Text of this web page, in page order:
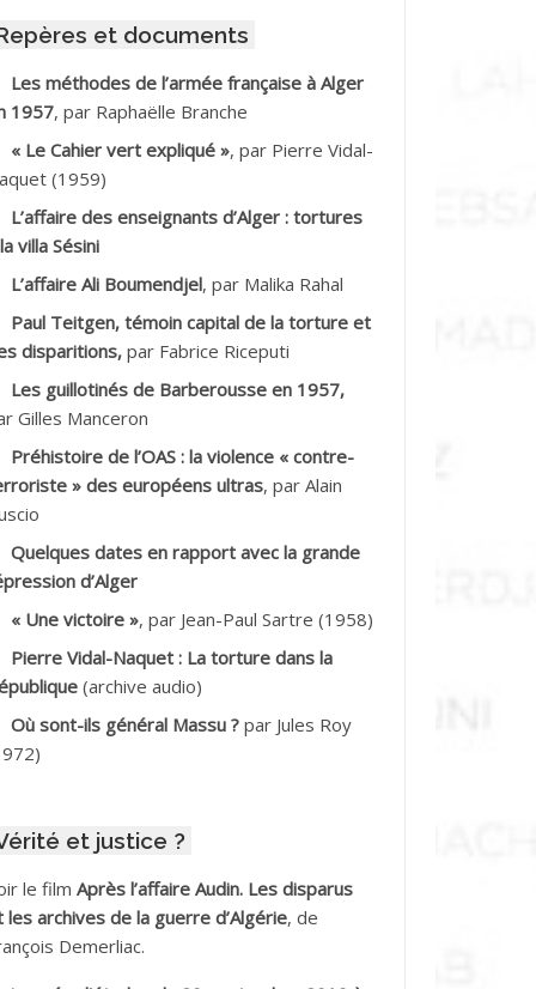
Salah
M.*
Ali
Tahar
Ramdane *
Baghdad*
Boualem*
Rachid
Omar
Vve AIT SAADA
Mohamed Akli
et documents
Les méthodes de l’armée française à Alger
1957, par Raphaëlle Branche
« Le Cahier vert expliqué », par Pierre Vidal-
(1959)
L’affaire des enseignants d’Alger : tortures
villa Sésini
L’affaire Ali Boumendjel, par Malika Rahal
Paul Teitgen, témoin capital de la torture et
disparitions, par Fabrice Riceputi
Les guillotinés de Barberousse en 1957,
Gilles Manceron
Préhistoire de l’OAS : la violence « contre-
» des européens ultras, par Alain
Quelques dates en rapport avec la grande
d’Alger
« Une victoire », par Jean-Paul Sartre (1958)
Pierre Vidal-Naquet : La torture dans la
(archive audio)
Où sont-ils général Massu ? par Jules Roy
et justice ?
le film Après l’affaire Audin. Les disparus
les archives de la guerre d’Algérie, de
Demerliac.